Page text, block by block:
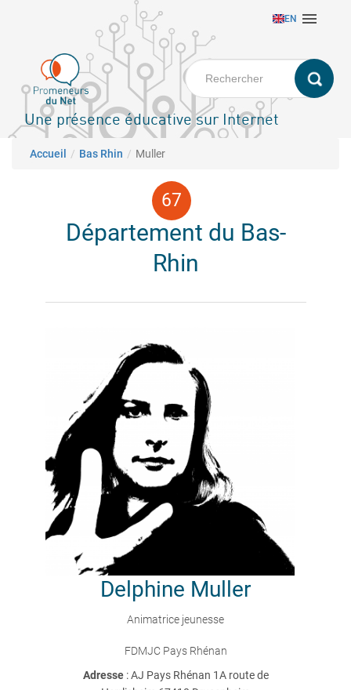
principal
EN 
Une présence éducative sur Internet
Fil d'Ariane
Accueil Bas Rhin Muller
Département du Bas-
Rhin
Delphine Muller
Animatrice jeunesse
FDMJC Pays Rhénan
Adresse : AJ Pays Rhénan 1A route de